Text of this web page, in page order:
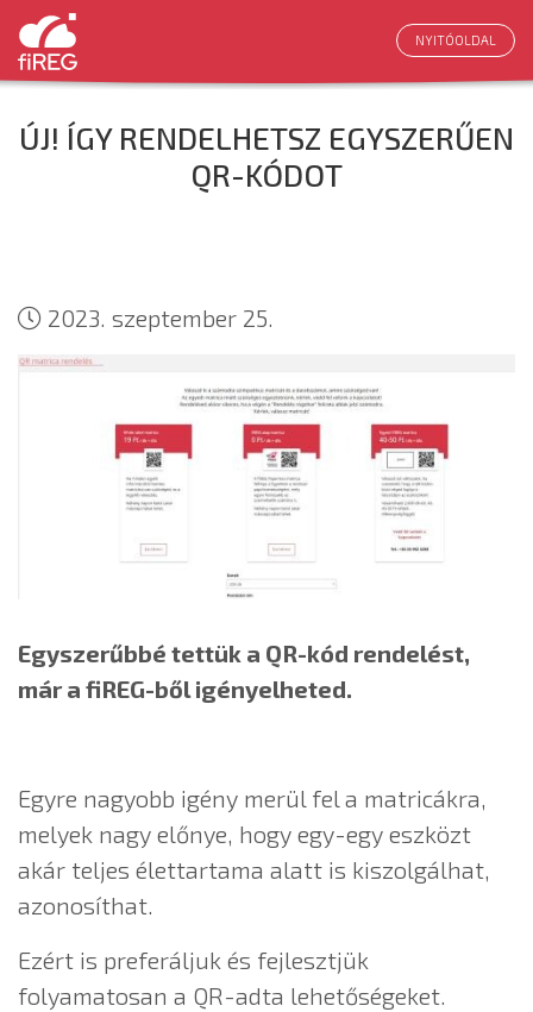
NYITÓOLDAL
ÚJ! ÍGY RENDELHETSZ EGYSZERŰEN
QR-KÓDOT
2023. szeptember 25.
Egyszerűbbé tettük a QR-kód rendelést,
már a fiREG-ből igényelheted.
Egyre nagyobb igény merül fel a matricákra,
melyek nagy előnye, hogy egy-egy eszközt
akár teljes élettartama alatt is kiszolgálhat,
azonosíthat.
Ezért is preferáljuk és fejlesztjük
folyamatosan a QR-adta lehetőségeket.